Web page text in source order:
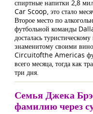
спиртные напитки 2,8
Car Scoop, это стало
Второе место по
футбольной команды
досталась
знаменитому своими
Circuitofthe Americas
всего месяца, тогда как
три дня.
Семья Джека
фамилию через